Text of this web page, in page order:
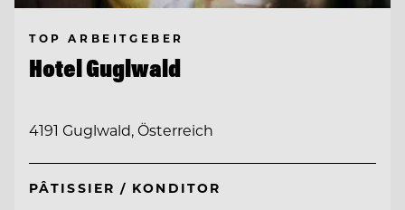
TOP ARBEITGEBER
Hotel Guglwald
4191 Guglwald, Österreich
PÂTISSIER / KONDITOR